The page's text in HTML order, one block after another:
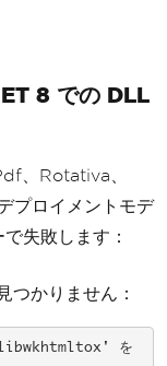
8 での DLL
、Rotativa、
プロイメントモデ
失敗します：
つかりません：
を